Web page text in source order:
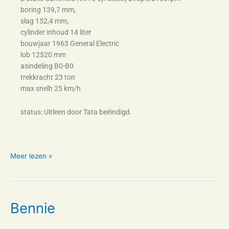
boring 139,7 mm,
slag 152,4 mm,
cylinder inhoud 14 liter
bouwjaar 1963 General Electric
lob 12520 mm
asindeling B0-B0
trekkracht 23 ton
max snelh 25 km/h
status: Uitleen door Tata beëindigd.
Meer lezen »
Bennie
Bennie